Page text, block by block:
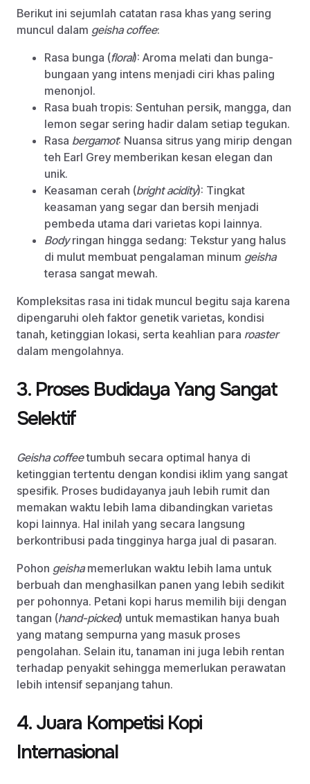
Berikut ini sejumlah catatan rasa khas yang sering
muncul dalam geisha coffee:
Rasa bunga (floral): Aroma melati dan bunga-
bungaan yang intens menjadi ciri khas paling
menonjol.
Rasa buah tropis: Sentuhan persik, mangga, dan
lemon segar sering hadir dalam setiap tegukan.
Rasa bergamot: Nuansa sitrus yang mirip dengan
teh Earl Grey memberikan kesan elegan dan
unik.
Keasaman cerah (bright acidity): Tingkat
keasaman yang segar dan bersih menjadi
pembeda utama dari varietas kopi lainnya.
Bodyringan hingga sedang: Tekstur yang halus
di mulut membuat pengalaman minum geisha
terasa sangat mewah.
Kompleksitas rasa ini tidak muncul begitu saja karena
dipengaruhi oleh faktor genetik varietas, kondisi
tanah, ketinggian lokasi, serta keahlian para roaster
dalam mengolahnya.
3. Proses Budidaya Yang Sangat
Selektif
Geisha coffeetumbuh secara optimal hanya di
ketinggian tertentu dengan kondisi iklim yang sangat
spesifik. Proses budidayanya jauh lebih rumit dan
memakan waktu lebih lama dibandingkan varietas
kopi lainnya. Hal inilah yang secara langsung
berkontribusi pada tingginya harga jual di pasaran.
Pohon geishamemerlukan waktu lebih lama untuk
berbuah dan menghasilkan panen yang lebih sedikit
per pohonnya. Petani kopi harus memilih biji dengan
tangan (hand-picked) untuk memastikan hanya buah
yang matang sempurna yang masuk proses
pengolahan. Selain itu, tanaman ini juga lebih rentan
terhadap penyakit sehingga memerlukan perawatan
lebih intensif sepanjang tahun.
4. Juara Kompetisi Kopi
Internasional